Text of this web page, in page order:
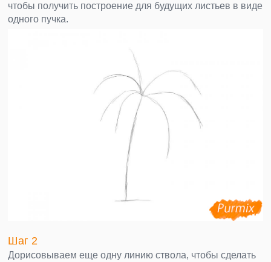
чтобы получить построение для будущих листьев в виде
одного пучка.
Шаг 2
Дорисовываем еще одну линию ствола, чтобы сделать